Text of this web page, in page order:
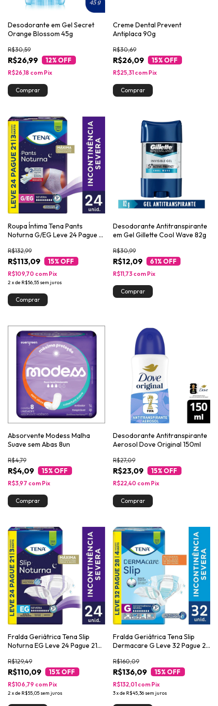
Desodorante em Gel Secret
Orange Blossom 45g
R$26,99
R$30,59
12% OFF
R$26,18 com Pix
Creme Dental Prevent
Antiplaca 90g
R$26,09
R$30,69
15% OFF
R$25,31 com Pix
Roupa Íntima Tena Pants
Noturna G/EG Leve 24 Pague 21
R$113,09
R$132,99
15% OFF
2xde R$56,55 sem juros
R$109,70 com Pix
Desodorante Antitranspirante
em Gel Gillette Cool Wave 82g
R$12,09
R$30,99
61% OFF
R$11,73 com Pix
Absorvente Modess Malha
Suave sem Abas 8un
R$4,09
R$4,79
15% OFF
R$3,97 com Pix
Desodorante Antitranspirante
Aerosol Dove Original 150ml
R$23,09
R$27,09
15% OFF
R$22,40 com Pix
Fralda Geriátrica Tena Slip
Noturna EG Leve 24 Pague 21
R$110,09
R$129,49
15% OFF
2xde R$55,05 sem juros
R$106,79 com Pix
Fralda Geriátrica Tena Slip
Dermacare G Leve 32 Pague 28
R$136,09
R$160,09
15% OFF
3xde R$45,36 sem juros
R$132,01 com Pix